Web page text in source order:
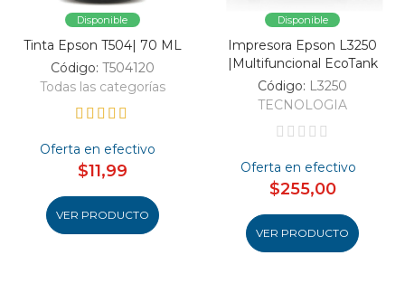
Disponible
Tinta Epson T504| 70 ML
Código: T504120
Todas las categorías
Oferta en efectivo
$11,99
VER PRODUCTO
Disponible
Impresora Epson L3250
|Multifuncional EcoTank
Código: L3250
TECNOLOGIA
Oferta en efectivo
$255,00
VER PRODUCTO